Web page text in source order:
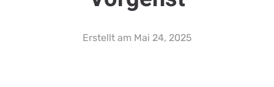
Erstellt am Mai 24, 2025